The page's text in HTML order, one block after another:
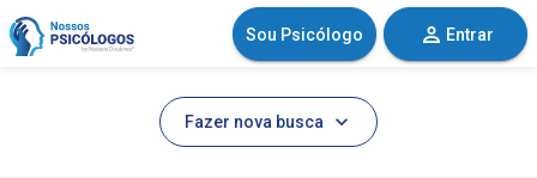
Sou Psicólogo Entrar
Fazer nova busca